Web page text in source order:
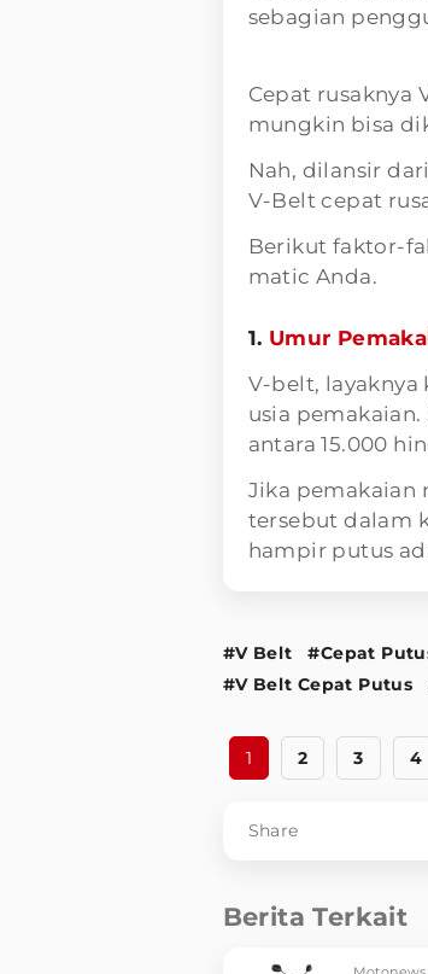
sebagian
Cepat rusaknya
mungkin bisa
Nah, dilansir
V-Belt cepat
Berikut faktor-
matic Anda.
1. Umur
V-belt,
usia
antara 15.000
Jika pemakaian
tersebut dalam
hampir putus
#V Belt #Cepat
#V Belt Cepat Putus
1 2 3 4
Share
Berita Terkait